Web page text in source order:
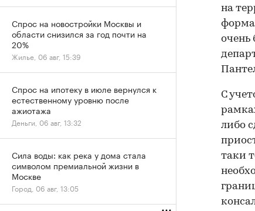
на
очень
С
либо
таки
Спрос на новостройки Москвы и
области снизился за год почти на
20%
Жилье, 06 авг, 15:39
Спрос на ипотеку в июле вернулся к
естественному уровню после
ажиотажа
Деньги, 06 авг, 13:32
Сила воды: как река у дома стала
символом премиальной жизни в
Москве
Город, 06 авг, 13:05